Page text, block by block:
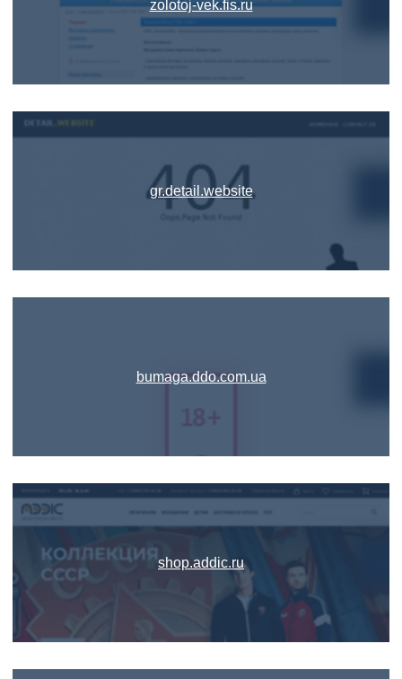
zolotoj-vek.fis.ru
gr.detail.website
bumaga.ddo.com.ua
shop.addic.ru